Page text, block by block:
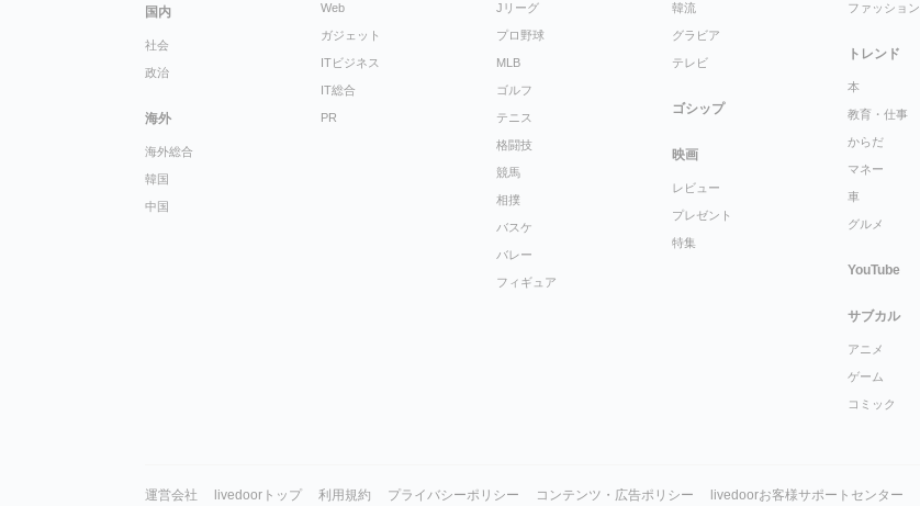
国内
社会
政治
海外
海外総合
韓国
中国
Web
ガジェット
ITビジネス
IT総合
PR
Jリーグ
プロ野球
MLB
ゴルフ
テニス
格闘技
競馬
相撲
バスケ
バレー
フィギュア
韓流
グラビア
テレビ
ゴシップ
映画
レビュー
プレゼント
特集
ファッション
トレンド
本
教育・仕事
からだ
マネー
車
グルメ
YouTube
サブカル
アニメ
ゲーム
コミック
運営会社 livedoorトップ 利用規約 プライバシーポリシー コンテンツ・広告ポリシー livedoorお客様サポートセンター